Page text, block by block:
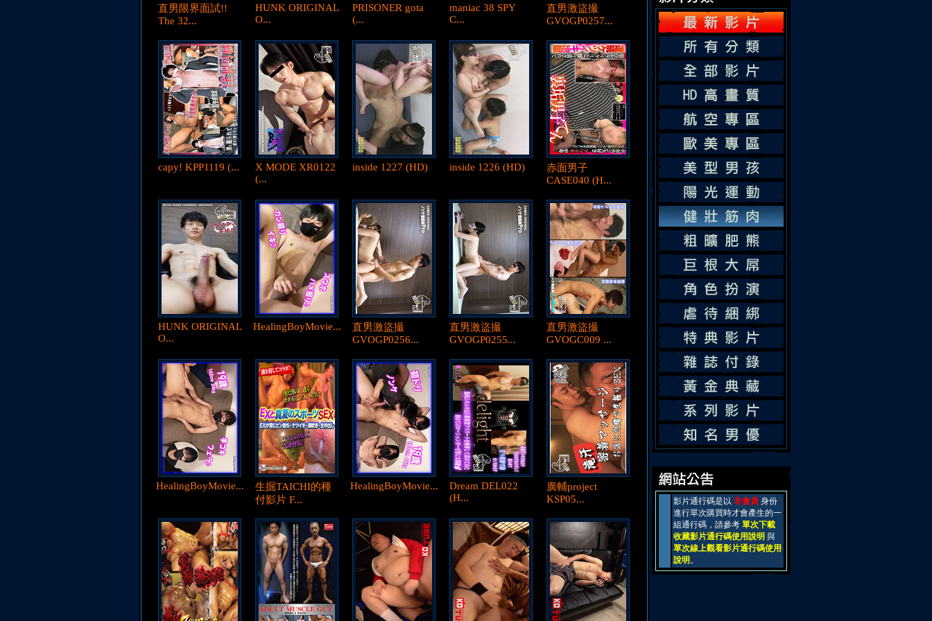
直男限界面試!!
The 32...
HUNK ORIGINAL
O...
PRISONER gota
(...
maniac 38 SPY
C...
直男激盜撮
GVOGP0257...
capy! KPP1119 (...
X MODE XR0122
(...
inside 1227 (HD) inside 1226 (HD)
赤面男子
CASE040 (H...
HUNK ORIGINAL
O...
HealingBoyMovie...
直男激盜撮
GVOGP0256...
直男激盜撮
GVOGP0255...
直男激盜撮
GVOGC009 ...
HealingBoyMovie...
生掘TAICHI的種
付影片 F...
HealingBoyMovie...
Dream DEL022
(H...
廣輔project
KSP05...
影片通行碼是以 非會員 身份
進行單次購買時才會產生的一
組通行碼，請參考 單次下載
收藏影片通行碼使用說明 與
單次線上觀看影片通行碼使用
說明 。